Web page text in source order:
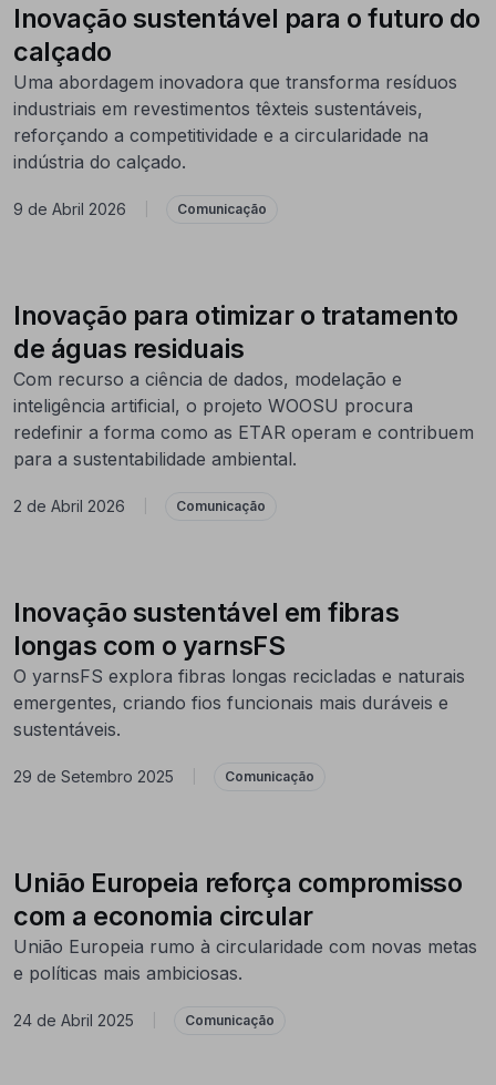
Inovação sustentável para o futuro do
calçado
Uma abordagem inovadora que transforma resíduos
industriais em revestimentos têxteis sustentáveis,
reforçando a competitividade e a circularidade na
indústria do calçado.
9 de Abril 2026 Comunicação
Inovação para otimizar o tratamento
de águas residuais
Com recurso a ciência de dados, modelação e
inteligência artificial, o projeto WOOSU procura
redefinir a forma como as ETAR operam e contribuem
para a sustentabilidade ambiental.
2 de Abril 2026 Comunicação
Inovação sustentável em fibras
longas com o yarnsFS
O yarnsFS explora fibras longas recicladas e naturais
emergentes, criando fios funcionais mais duráveis e
sustentáveis.
29 de Setembro 2025 Comunicação
União Europeia reforça compromisso
com a economia circular
União Europeia rumo à circularidade com novas metas
e políticas mais ambiciosas.
24 de Abril 2025 Comunicação